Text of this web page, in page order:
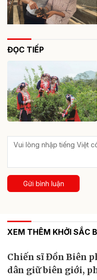
ĐỌC TIẾP
Gửi bình luận
XEM THÊM KHỞI SẮC
Chiến sĩ Đồn Biên
dân giữ biên giới,